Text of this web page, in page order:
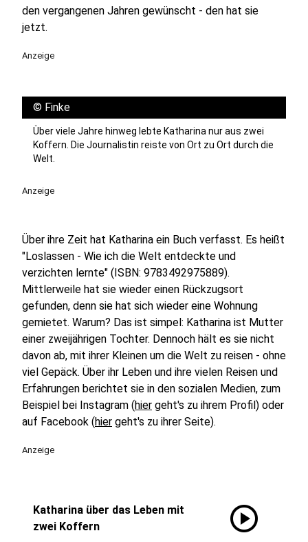
den vergangenen Jahren gewünscht - den hat sie
jetzt.
Anzeige
© Finke
Über viele Jahre hinweg lebte Katharina nur aus zwei
Koffern. Die Journalistin reiste von Ort zu Ort durch die
Welt.
Anzeige
Über ihre Zeit hat Katharina ein Buch verfasst. Es heißt
"Loslassen - Wie ich die Welt entdeckte und
verzichten lernte" (ISBN: 9783492975889).
Mittlerweile hat sie wieder einen Rückzugsort
gefunden, denn sie hat sich wieder eine Wohnung
gemietet. Warum? Das ist simpel: Katharina ist Mutter
einer zweijährigen Tochter. Dennoch hält es sie nicht
davon ab, mit ihrer Kleinen um die Welt zu reisen - ohne
viel Gepäck. Über ihr Leben und ihre vielen Reisen und
Erfahrungen berichtet sie in den sozialen Medien, zum
Beispiel bei Instagram (hier geht's zu ihrem Profil) oder
auf Facebook (hier geht's zu ihrer Seite).
Anzeige
Katharina über das Leben mit
zwei Koffern
play_circle